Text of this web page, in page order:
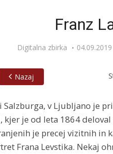
Franz
Digitalna zbirka
Nazaj
Salzburga, v Ljubljano je
kjer je od leta 1864
je precej vizitnih in
Frana Levstika. Nekaj